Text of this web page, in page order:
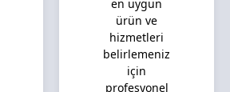
en uygun
ürün ve
hizmetleri
belirlemeniz
için
profesyonel